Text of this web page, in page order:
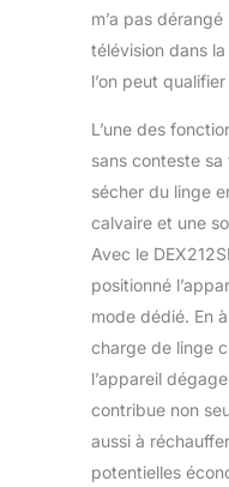
m’a pas
télévision dans
l’on peut
L’une des
sans conteste
sécher du linge
calvaire et une
Avec le
positionné
mode dédié. En
charge de linge
l’appareil
contribue non
aussi à
potentielles